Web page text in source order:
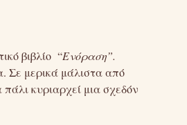
βιβλίο “Ενόραση”.
Σε μερικά μάλιστα από
κυριαρχεί μια σχεδόν